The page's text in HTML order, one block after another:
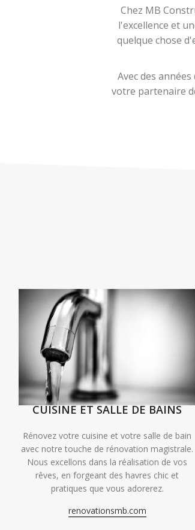
Chez MB
l'excellence et
quelque chose
Avec des
votre partenaire
CUISINE ET SALLE DE BAINS
Rénovez votre cuisine et votre salle de bain
avec notre touche de rénovation magistrale.
Nous excellons dans la réalisation de vos
rêves, en forgeant des havres chic et
pratiques que vous adorerez.
renovationsmb.com